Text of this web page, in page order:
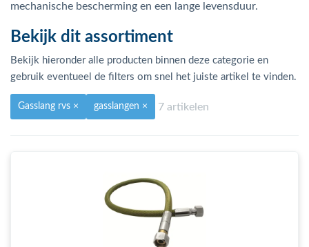
(Hemelwaterafvoer & riolering)
(Circulatiepompen, pompgroepen & verdelers)
(Installatiemateriaal)
(Rookkanalen)
(Sanitair)
(Zonneboilersets & onderdelen)
(Warmtepompen en warmtepompboilers)
mechanische bescherming en een lange levensduur.
Bekijk dit assortiment
Bekijk hieronder alle producten binnen deze categorie en
gebruik eventueel de filters om snel het juiste artikel te vinden.
Gasslang rvs × gasslangen × 7 artikelen